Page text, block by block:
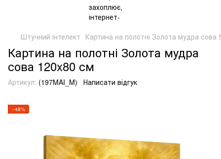
Штучний інтелект Картина на полотні Золота мудра сова
Картина на полотні Золота мудра
сова 120x80 см
Артикул: (197MAI_M) Написати відгук
−48%